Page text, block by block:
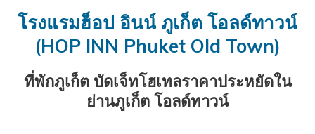
links
update
the
content
พัก
ปฏิทิน
เพื่อ
เลือก
ที่
เลือก
คือ
สิงหาคม
2026.
กลับ
ปฏิทิน
เพื่อ
เลือก
วัน
ที่
เลือก
9.
สิงหาคม
โรงแรมฮ็อป อินน์ ภูเก็ต โอลด์ทาวน์
(HOP INN Phuket Old Town)
ที่พักภูเก็ต บัดเจ็ทโฮเทลราคาประหยัดใน
ย่านภูเก็ต โอลด์ทาวน์